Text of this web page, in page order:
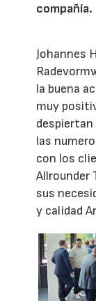
compañía.
Johannes
la buena
muy
despiertan
las
con los
Allrounder
sus
y calidad